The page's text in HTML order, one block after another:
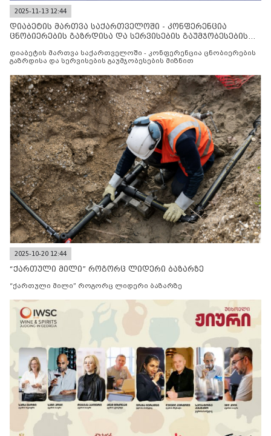
2025-11-13 12:44
დიაბეტის მართვა საქართველოში - კონფერენცია
ცნობიერების გაზრდისა და სერვისების გაუმჯობესების
დიაბეტის მართვა საქართველოში - კონფერენცია ცნობიერების
გაზრდისა და სერვისების გაუმჯობესების მიზნით
2025-10-20 12:44
“ქართული მილი” როგორც ლიდერი ბაზარზე
“ქართული მილი” როგორც ლიდერი ბაზარზე